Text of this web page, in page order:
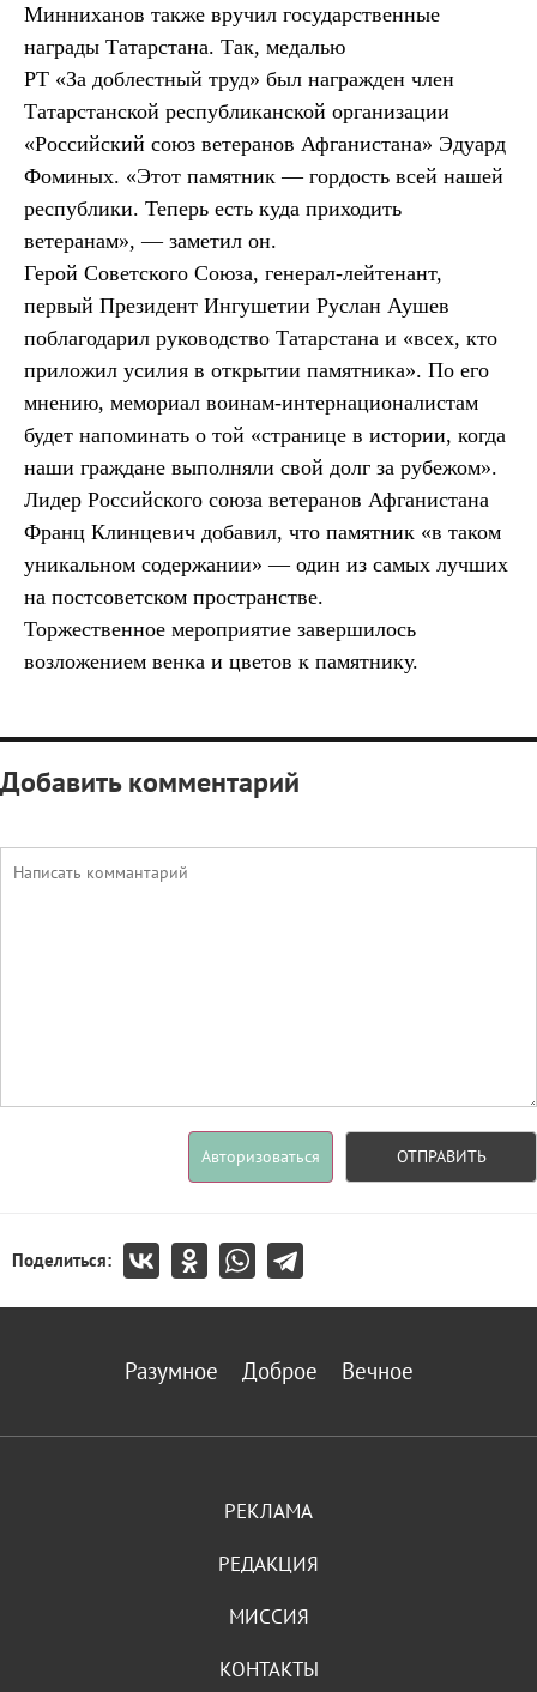
Минниханов также вручил государственные
награды Татарстана. Так, медалью
РТ «За доблестный труд» был награжден член
Татарстанской республиканской организации
«Российский союз ветеранов Афганистана» Эдуард
Фоминых. «Этот памятник — гордость всей нашей
республики. Теперь есть куда приходить
ветеранам», — заметил он.
Герой Советского Союза, генерал-лейтенант,
первый Президент Ингушетии Руслан Аушев
поблагодарил руководство Татарстана и «всех, кто
приложил усилия в открытии памятника». По его
мнению, мемориал воинам-интернационалистам
будет напоминать о той «странице в истории, когда
наши граждане выполняли свой долг за рубежом».
Лидер Российского союза ветеранов Афганистана
Франц Клинцевич добавил, что памятник «в таком
уникальном содержании» — один из самых лучших
на постсоветском пространстве.
Торжественное мероприятие завершилось
возложением венка и цветов к памятнику.
Добавить комментарий
Авторизоваться ОТПРАВИТЬ
Поделиться:
Разумное Доброе Вечное
РЕКЛАМА
РЕДАКЦИЯ
МИССИЯ
КОНТАКТЫ